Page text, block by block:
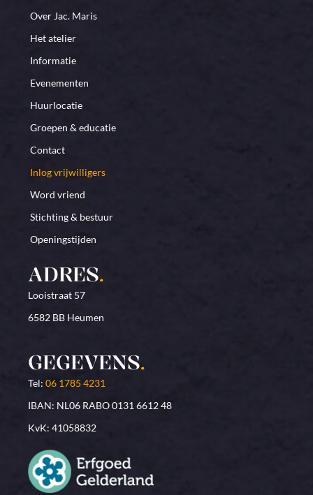
Over Jac. Maris
Het atelier
Informatie
Evenementen
Huurlocatie
Groepen & educatie
Contact
Inlog vrijwilligers
Word vriend
Stichting & bestuur
Openingstijden
ADRES.
Looistraat 57
6582 BB Heumen
GEGEVENS.
Tel: 06 1785 4231
IBAN: NL06 RABO 0131 6612 48
KvK: 41058832